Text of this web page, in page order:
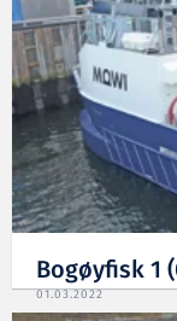
Bogøyfisk 1
01.03.2022